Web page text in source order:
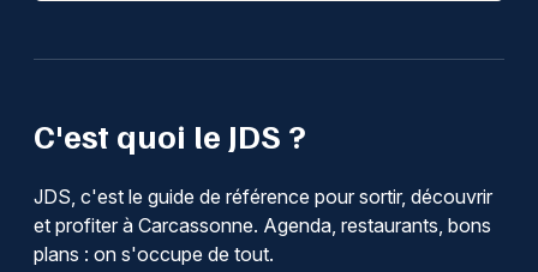
C'est quoi le JDS ?
JDS, c'est le guide de référence pour sortir, découvrir
et profiter à Carcassonne. Agenda, restaurants, bons
plans : on s'occupe de tout.